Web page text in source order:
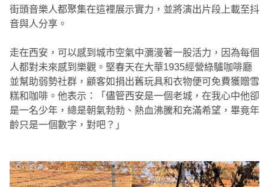
街頭音樂人都聚集在這裡展示實力，並將演出片段上載至抖
音與人分享。
走在西安，可以感到城市空氣中瀰漫著一股活力，因為每個
人都對未來感到樂觀。堅春天在大華1935經營綠驢咖啡廳
並幫助弱勢社群，顧客如捐出舊玩具和衣物便可免費獲贈雪
糕和咖啡。他表示：「儘管西安是一個老城，在我心中他卻
是一名少年，總是朝氣勃勃、熱血沸騰和充滿希望，畢竟年
齡只是一個數字，對吧？」